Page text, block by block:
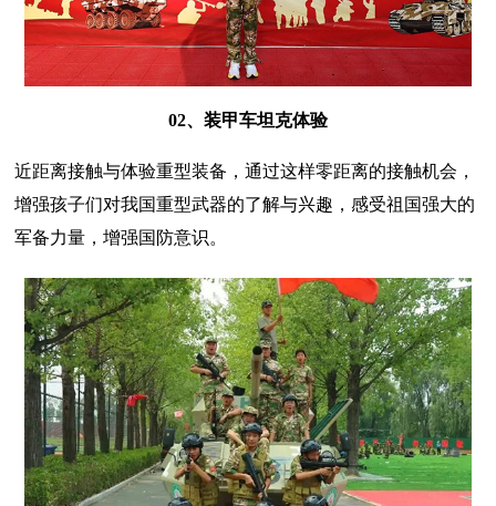
02、装甲车坦克体验
近距离接触与体验重型装备，通过这样零距离的接触机会，
增强孩子们对我国重型武器的了解与兴趣，感受祖国强大的
军备力量，增强国防意识。